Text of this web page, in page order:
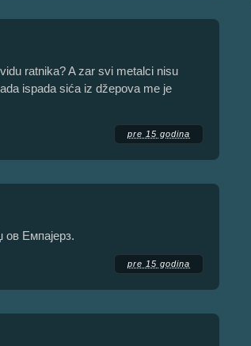
ratnika? A zar svi metalci nisu
ispada sića iz džepova me je
pre 15 godina
ов Емпајерз.
pre 15 godina